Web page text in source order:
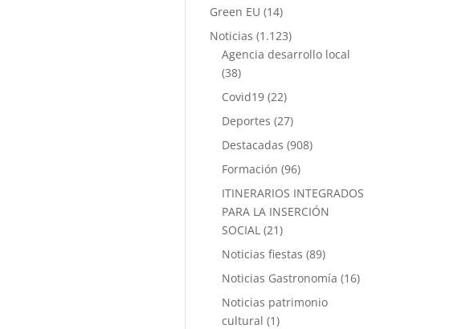
Green EU (14)
Noticias (1.123)
Agencia desarrollo local
(38)
Covid19 (22)
Deportes (27)
Destacadas (908)
Formación (96)
ITINERARIOS INTEGRADOS
PARA LA INSERCIÓN
SOCIAL (21)
Noticias fiestas (89)
Noticias Gastronomía (16)
Noticias patrimonio
cultural (1)